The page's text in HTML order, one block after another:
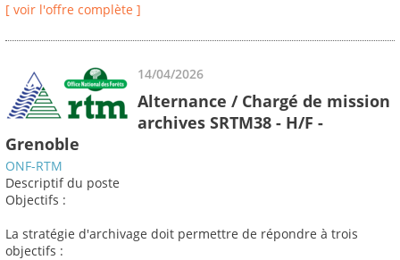
[ voir l'offre complète ]
14/04/2026
Alternance / Chargé de mission
archives SRTM38 - H/F -
Grenoble
ONF-RTM
Descriptif du poste
Objectifs :
La stratégie d'archivage doit permettre de répondre à trois
objectifs :